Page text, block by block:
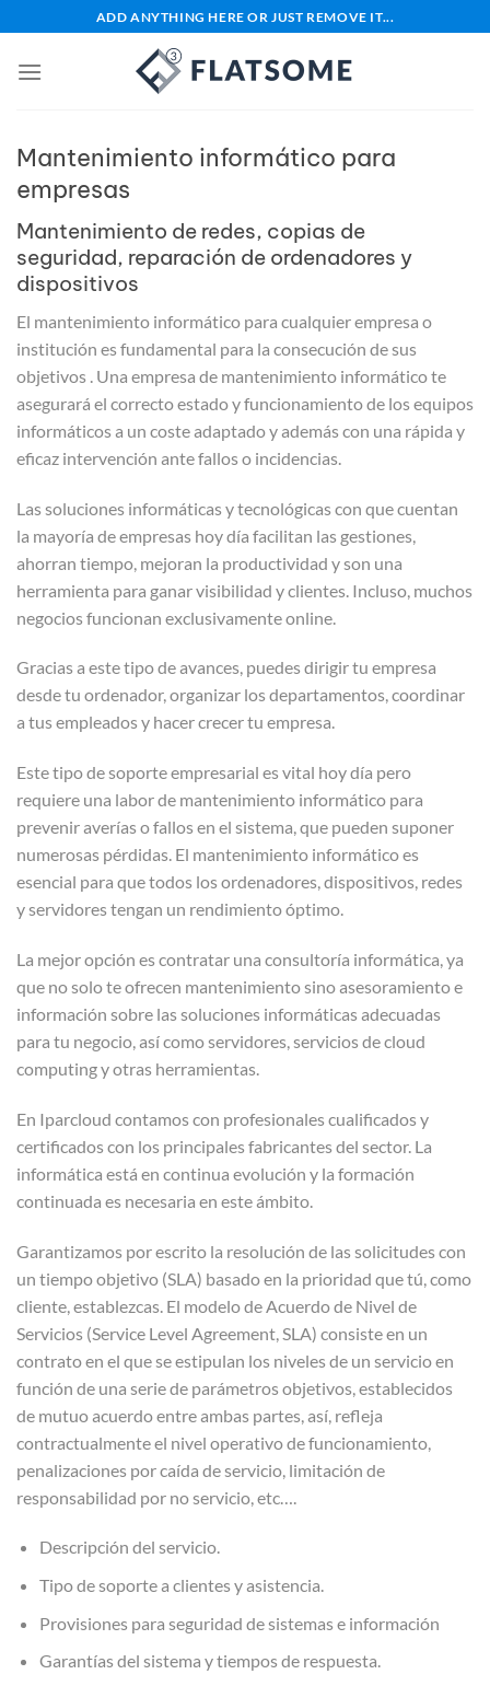
al
contenido
ADD ANYTHING HERE OR JUST REMOVE IT...
Mantenimiento informático para
empresas
Mantenimiento de redes, copias de
seguridad, reparación de ordenadores y
dispositivos
El mantenimiento informático para cualquier empresa o
institución es fundamental para la consecución de sus
objetivos . Una empresa de mantenimiento informático te
asegurará el correcto estado y funcionamiento de los equipos
informáticos a un coste adaptado y además con una rápida y
eficaz intervención ante fallos o incidencias.
Las soluciones informáticas y tecnológicas con que cuentan
la mayoría de empresas hoy día facilitan las gestiones,
ahorran tiempo, mejoran la productividad y son una
herramienta para ganar visibilidad y clientes. Incluso, muchos
negocios funcionan exclusivamente online.
Gracias a este tipo de avances, puedes dirigir tu empresa
desde tu ordenador, organizar los departamentos, coordinar
a tus empleados y hacer crecer tu empresa.
Este tipo de soporte empresarial es vital hoy día pero
requiere una labor de mantenimiento informático para
prevenir averías o fallos en el sistema, que pueden suponer
numerosas pérdidas. El mantenimiento informático es
esencial para que todos los ordenadores, dispositivos, redes
y servidores tengan un rendimiento óptimo.
La mejor opción es contratar una consultoría informática, ya
que no solo te ofrecen mantenimiento sino asesoramiento e
información sobre las soluciones informáticas adecuadas
para tu negocio, así como servidores, servicios de cloud
computing y otras herramientas.
En Iparcloud contamos con profesionales cualificados y
certificados con los principales fabricantes del sector. La
informática está en continua evolución y la formación
continuada es necesaria en este ámbito.
Garantizamos por escrito la resolución de las solicitudes con
un tiempo objetivo (SLA) basado en la prioridad que tú, como
cliente, establezcas. El modelo de Acuerdo de Nivel de
Servicios (Service Level Agreement, SLA) consiste en un
contrato en el que se estipulan los niveles de un servicio en
función de una serie de parámetros objetivos, establecidos
de mutuo acuerdo entre ambas partes, así, refleja
contractualmente el nivel operativo de funcionamiento,
penalizaciones por caída de servicio, limitación de
responsabilidad por no servicio, etc….
Descripción del servicio.
Tipo de soporte a clientes y asistencia.
Provisiones para seguridad de sistemas e información
Garantías del sistema y tiempos de respuesta.